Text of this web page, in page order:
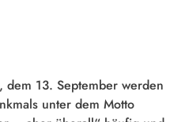
dem 13. September werden
unter dem Motto